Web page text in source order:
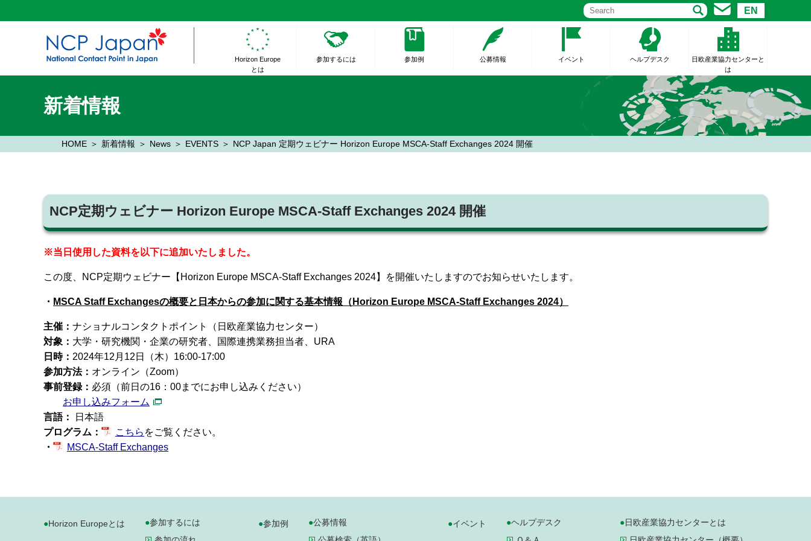
EN
Horizon Europe
とは
参加するには 参加例 公募情報 イベント ヘルプデスク
日欧産業協力センターと
は
新着情報
HOME 新着情報 News EVENTS NCP Japan 定期ウェビナー Horizon Europe MSCA-Staff Exchanges 2024 開催
NCP定期ウェビナー Horizon Europe MSCA-Staff Exchanges 2024 開催
※当日使用した資料を以下に追加いたしました。
この度、NCP定期ウェビナー【Horizon Europe MSCA-Staff Exchanges 2024】を開催いたしますのでお知らせいたします。
・ MSCA Staff Exchangesの概要と日本からの参加に関する基本情報（Horizon Europe MSCA-Staff Exchanges 2024）
主催： ナショナルコンタクトポイント（日欧産業協力センター）
対象： 大学・研究機関・企業の研究者、国際連携業務担当者、URA
日時： 2024年12月12日（木）16:00-17:00
参加方法： オンライン（Zoom）
事前登録： 必須（前日の16：00までにお申し込みください）
お申し込みフォーム
言語：
日本語
プログラム：
こちら をご覧ください。
・
MSCA-Staff Exchanges
Horizon Europeとは
参加するには
参加例
公募情報
イベント
ヘルプデスク
日欧産業協力センターとは